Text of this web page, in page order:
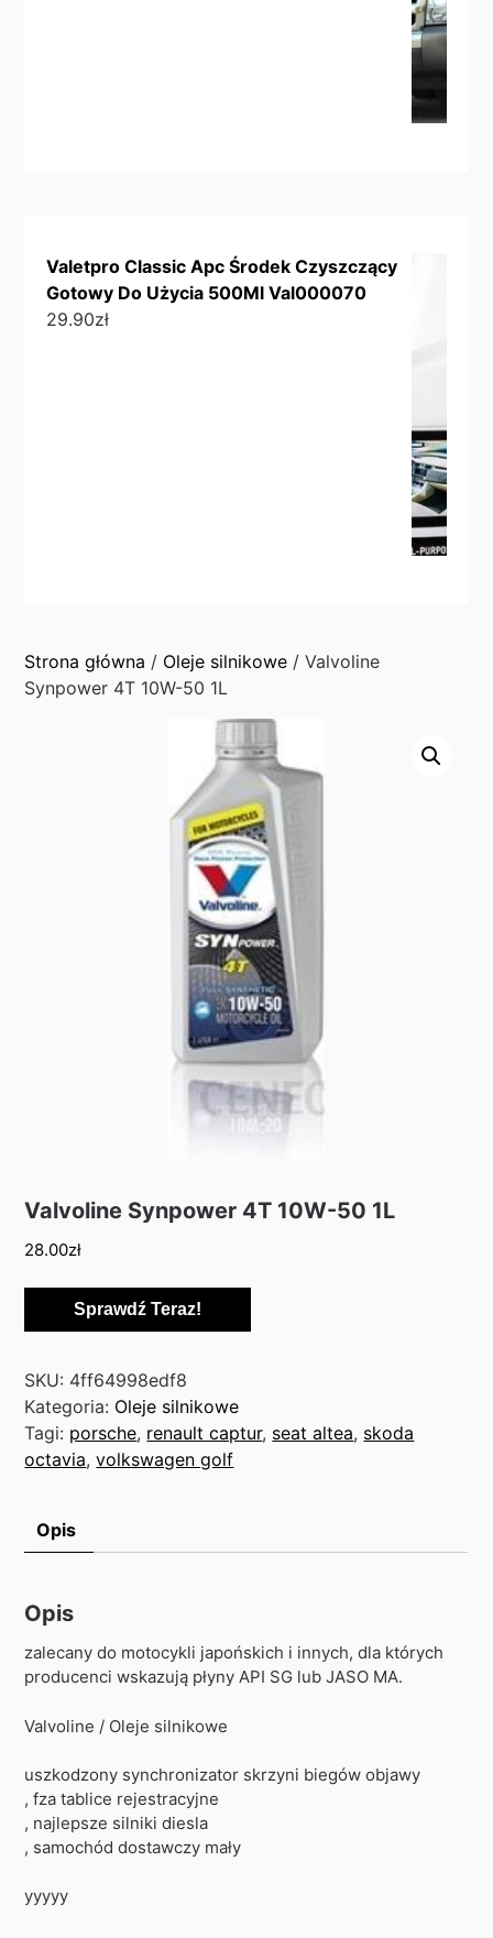
Valetpro Classic Apc Środek Czyszczący
Gotowy Do Użycia 500Ml Val000070
29.90zł
Strona główna / Oleje silnikowe / Valvoline
Synpower 4T 10W-50 1L
Valvoline Synpower 4T 10W-50 1L
28.00zł
Sprawdź Teraz!
SKU: 4ff64998edf8
Kategoria: Oleje silnikowe
Tagi: porsche, renault captur, seat altea, skoda
octavia,volkswagen golf
Opis
Opis
zalecany do motocykli japońskich i innych, dla których
producenci wskazują płyny API SG lub JASO MA.
Valvoline / Oleje silnikowe
uszkodzony synchronizator skrzyni biegów objawy
, fza tablice rejestracyjne
, najlepsze silniki diesla
, samochód dostawczy mały
yyyyy